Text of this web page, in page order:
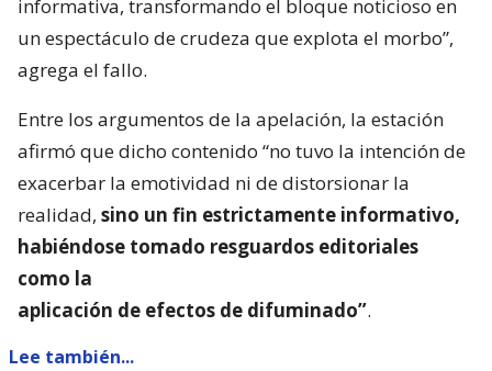
informativa, transformando el bloque noticioso en
un espectáculo de crudeza que explota el morbo”,
agrega el fallo.
Entre los argumentos de la apelación, la estación
afirmó que dicho contenido “no tuvo la intención de
exacerbar la emotividad ni de distorsionar la
realidad, sino un fin estrictamente informativo,
habiéndose tomado resguardos editoriales
como la
aplicación de efectos de difuminado”.
Lee también...